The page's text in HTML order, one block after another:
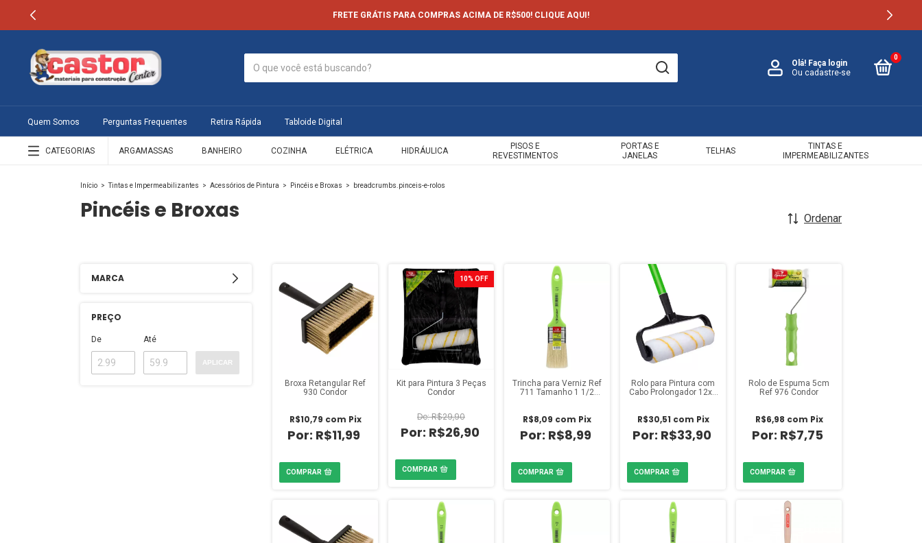
FRETE GRÁTIS PARA COMPRAS ACIMA DE R$500! CLIQUE AQUI!
Olá! Faça login
Ou cadastre-se
0
Quem Somos Perguntas Frequentes Retira Rápida Tabloide Digital
CATEGORIAS ARGAMASSAS BANHEIRO COZINHA ELÉTRICA HIDRÁULICA
PISOS E
REVESTIMENTOS
PORTAS E
JANELAS
TELHAS
TINTAS E
IMPERMEABILIZANTES
Início > Tintas e Impermeabilizantes > Acessórios de Pintura > Pincéis e Broxas > breadcrumbs.pinceis-e-rolos
Pincéis e Broxas Ordenar
MARCA
PREÇO
De Até
APLICAR
Broxa Retangular Ref
930 Condor
R$11,99
R$10,79 com Pix
10% OFF
Kit para Pintura 3 Peças
Condor
R$26,90
R$29,90
Trincha para Verniz Ref
711 Tamanho 1 1/2
R$8,99
R$8,09 com Pix
Rolo para Pintura com
Cabo Prolongador 12x1
R$33,90
R$30,51 com Pix
Rolo de Espuma 5cm
Ref 976 Condor
R$7,75
R$6,98 com Pix